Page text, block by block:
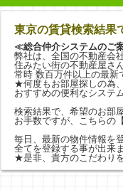
東京の賃貸検索結果
≪総合仲介システムのご
弊社は、全国の不動産会
住みたい街の不動産屋さ
常時 数百万件以上の最新
★何度もお部屋探しの為
おすすめの便利なシステ
検索結果で、希望のお部
お手数ですが、こちらの
毎日、最新の物件情報を
全てを登録する事が出来
★是非、貴方のこだわり